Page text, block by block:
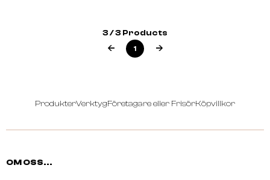
Daily Moisturizer Anti-Ageing3 / 3 Products
1
ProdukterVerktygFöretagare eller FrisörKöpvillkor
OM OSS...